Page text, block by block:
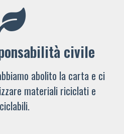
civile
abolito la carta e ci
materiali riciclati e